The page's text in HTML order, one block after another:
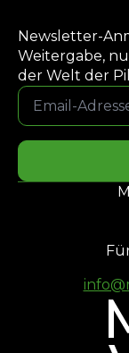
Newsletter-
Weitergabe,
der Welt der
Email-
Adresse
*